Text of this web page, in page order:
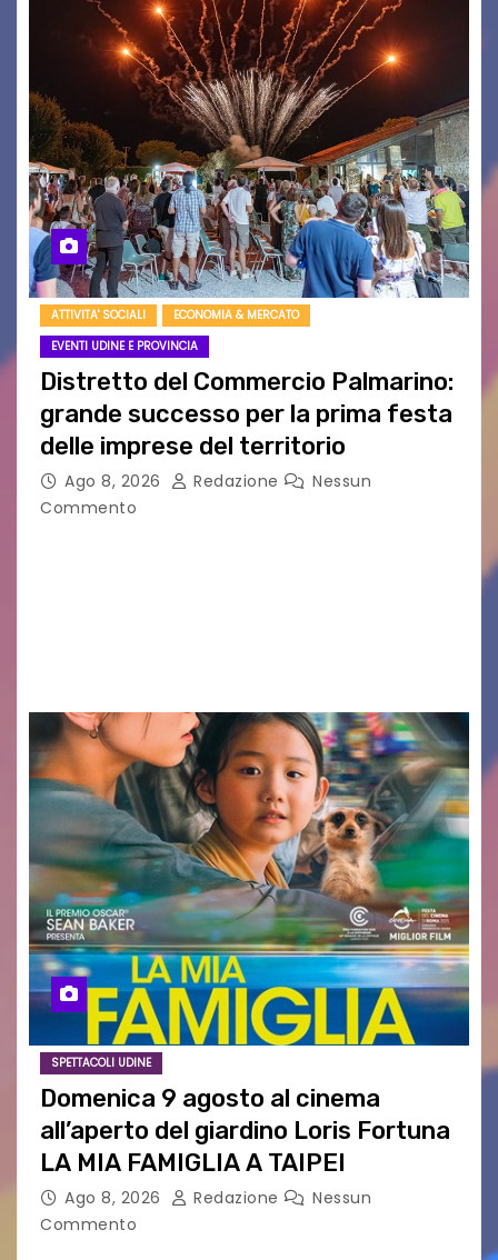
ATTIVITA' SOCIALI
ECONOMIA & MERCATO
EVENTI UDINE E PROVINCIA
Distretto del Commercio Palmarino:
grande successo per la prima festa
delle imprese del territorio
Ago 8, 2026 Redazione
Nessun
Commento
SPETTACOLI UDINE
Domenica 9 agosto al cinema
all’aperto del giardino Loris Fortuna
LA MIA FAMIGLIA A TAIPEI
Ago 8, 2026 Redazione
Nessun
Commento